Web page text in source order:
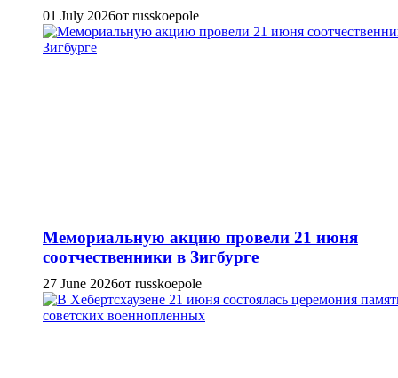
01 July 2026от russkoepole
Мемориальную акцию провели 21 июня
соотчественники в Зигбурге
27 June 2026от russkoepole